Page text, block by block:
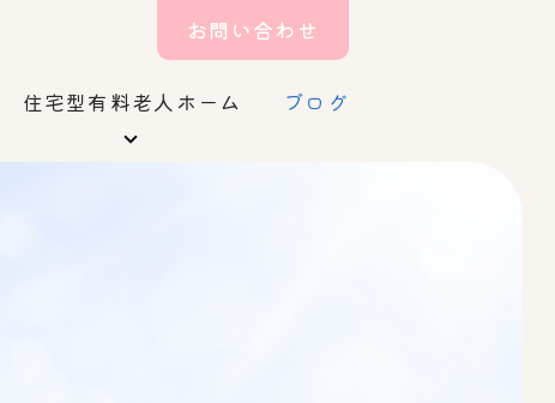
住宅型有料老人ホーム ブログ
お問い合わせ